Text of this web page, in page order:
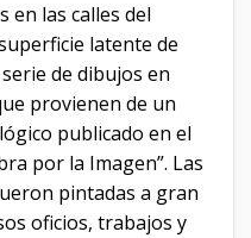
en las calles del
latente de
de dibujos en
provienen de un
publicado en el
por la Imagen”. Las
pintadas a gran
oficios, trabajos y